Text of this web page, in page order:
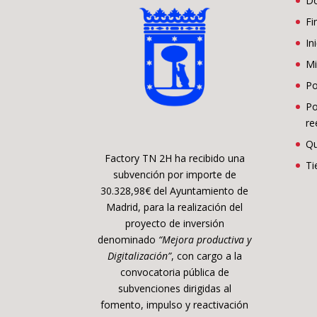
Factory TN 2H ha recibido una
subvención por importe de
30.328,98€ del Ayuntamiento de
Madrid, para la realización del
proyecto de inversión
denominado “Mejora productiva y
Digitalización”, con cargo a la
convocatoria pública de
subvenciones dirigidas al
fomento, impulso y reactivación